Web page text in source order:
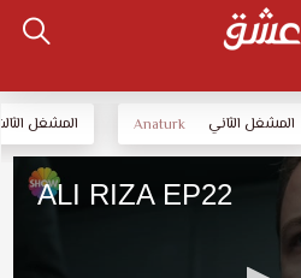
المشغل الثاني Anaturk المشغل